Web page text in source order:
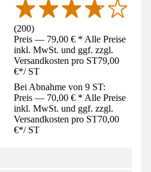
(200)
Preis — 79,00 € * Alle Preise
inkl. MwSt. und ggf. zzgl.
Versandkosten pro ST79,00
€*/ ST
Bei Abnahme von 9 ST:
Preis — 70,00 € * Alle Preise
inkl. MwSt. und ggf. zzgl.
Versandkosten pro ST70,00
€*/ ST